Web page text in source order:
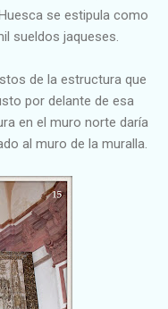
se estipula como
sueldos jaqueses.
de la estructura que
por delante de esa
en el muro norte daría
al muro de la muralla.